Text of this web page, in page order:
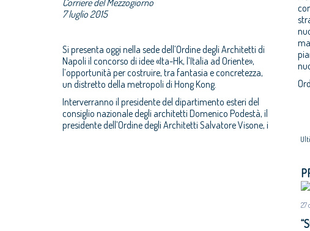
Corriere del Mezzogiorno
7 luglio 2015
Si presenta oggi nella sede dell’Ordine degli Architetti di
Napoli il concorso di idee «Ita-Hk, l’Italia ad Oriente»,
l’opportunità per costruire, tra fantasia e concretezza,
un distretto della metropoli di Hong Kong.
Interverranno il presidente del dipartimento esteri del
consiglio nazionale degli architetti Domenico Podestà, il
presidente dell’Ordine degli Architetti Salvatore Visone, i
27